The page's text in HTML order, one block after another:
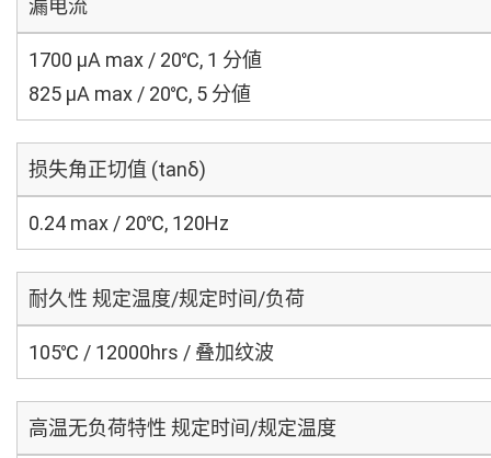
漏电流
1700 μA max / 20℃, 1 分値
825 μA max / 20℃, 5 分値
损失角正切值 (tanδ)
0.24 max / 20℃, 120Hz
耐久性 规定温度/规定时间/负荷
105℃ / 12000hrs / 叠加纹波
高温无负荷特性 规定时间/规定温度